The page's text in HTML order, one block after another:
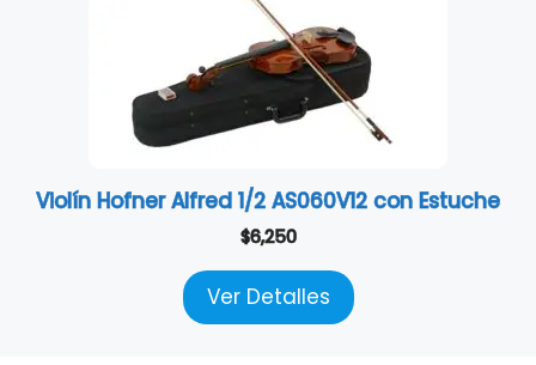
Violín Hofner Alfred 1/2 AS060V12 con Estuche
$6,250
Ver Detalles